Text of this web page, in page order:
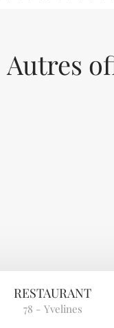
Autres
RESTAURANT
78 - Yvelines